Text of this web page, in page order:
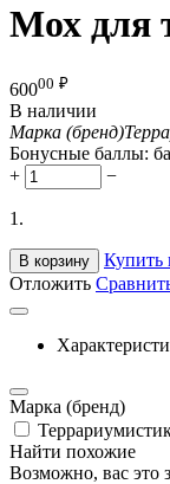
Мох для
60000 ₽
В наличии
Марка (бренд)
Бонусные баллы:
+
−
1.
В корзину
Купить
Отложить
Марка (бренд)
Найти похожие
Возможно, вас это